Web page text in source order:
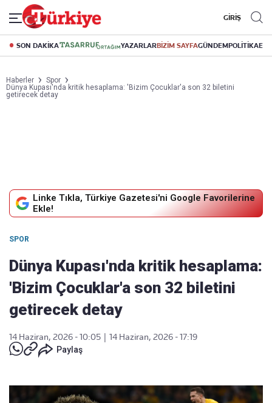
GİRİŞ
SON DAKİKA YAZARLARBİZİM SAYFAGÜNDEMPOLİTİKA
Haberler
Spor
Dünya Kupası'nda kritik hesaplama: 'Bizim Çocuklar'a son 32 biletini
getirecek detay
Linke Tıkla, Türkiye Gazetesi'ni Google Favorilerine
Ekle!
SPOR
Dünya Kupası'nda kritik hesaplama:
'Bizim Çocuklar'a son 32 biletini
getirecek detay
14 Haziran, 2026 - 10:05
14 Haziran, 2026 - 17:19
Paylaş